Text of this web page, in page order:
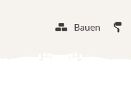
Bauen